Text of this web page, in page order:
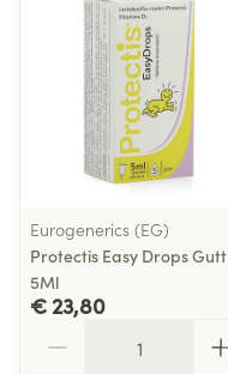
Eurogenerics (EG)
Protectis Easy Drops Gutt
5Ml
€ 23,80